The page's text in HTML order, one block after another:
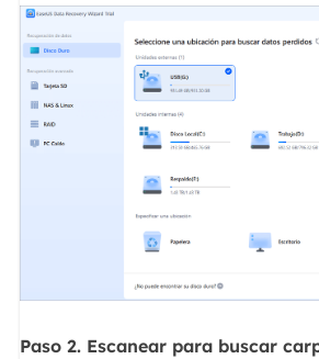
Paso 2. Escanear para buscar